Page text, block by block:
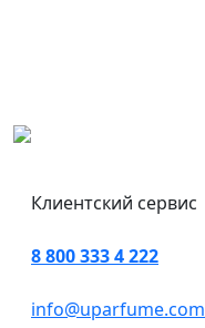
Клиентский сервис
8 800 333 4 222
info@uparfume.com